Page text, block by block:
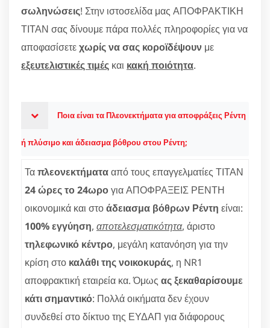
σωληνώσεις! Στην ιστοσελίδα μας ΑΠΟΦΡΑΚΤΙΚΗ
ΤΙΤΑΝ σας δίνουμε πάρα πολλές πληροφορίες για να
αποφασίσετεχωρίς να σας κοροϊδέψουν με
εξευτελιστικές τιμές και κακή ποιότητα.
Ποια είναι τα Πλεονεκτήματα για αποφράξεις Ρέντη
ή πλύσιμο και άδειασμα βόθρου στου Ρέντη;
Ταπλεονεκτήματααπό τους επαγγελματίες ΤΙΤΑΝ
24 ώρες το 24ωρογια ΑΠΟΦΡΑΞΕΙΣ ΡΕΝΤΗ
οικονομικά και στοάδειασμα βόθρων Ρέντη είναι:
100% εγγύηση, αποτελεσματικότητα, άριστο
τηλεφωνικό κέντρο, μεγάλη κατανόηση για την
κρίση στο καλάθι της νοικοκυράς, η NR1
αποφρακτική εταιρεία κα. Όμως ας ξεκαθαρίσουμε
κάτι σημαντικό: Πολλά οικήματα δεν έχουν
συνδεθεί στο δίκτυο της ΕΥΔΑΠ για διάφορους